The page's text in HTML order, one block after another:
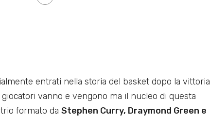
entrati nella storia del basket dopo la vittoria
vanno e vengono ma il nucleo di questa
formato da Stephen Curry, Draymond Green e